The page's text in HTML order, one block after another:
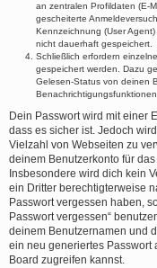
an zentralen Profildaten (E-
gescheiterte
Kennzeichnung (User
nicht dauerhaft gespeichert.
Schließlich erfordern
gespeichert werden. Dazu
Gelesen-Status von deinen
Dein Passwort wird mit einer
dass es sicher ist. Jedoch
Vielzahl von Webseiten zu
deinem Benutzerkonto für
Insbesondere wird dich kein
ein Dritter berechtigterweise
Passwort vergessen haben,
Passwort vergessen“
deinem Benutzernamen und
ein neu generiertes Passwort
Board zugreifen kannst.